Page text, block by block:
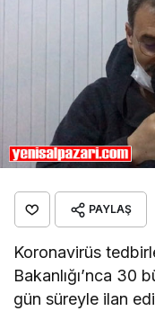
PAYLAŞ
Koronavirüs
Bakanlığı’nca 30
gün süreyle ilan